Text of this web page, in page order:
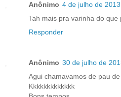
Anônimo 4 de julho de
Tah mais pra varinha do que
Responder
Anônimo 30 de julho de
Agui chamavamos de pau
Kkkkkkkkkkkkk